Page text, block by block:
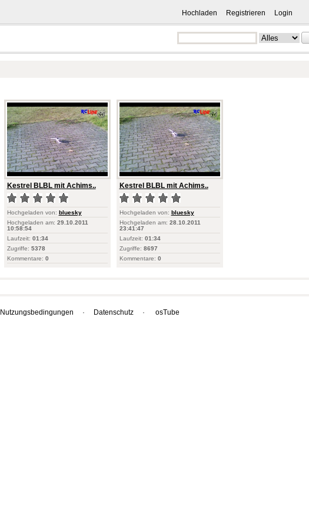
Hochladen Registrieren Login
Kestrel BLBL mit Achims..
Hochgeladen von: bluesky
Hochgeladen am: 29.10.2011
10:58:54
Laufzeit: 01:34
Zugriffe: 5378
Kommentare: 0
Kestrel BLBL mit Achims..
Hochgeladen von: bluesky
Hochgeladen am: 28.10.2011
23:41:47
Laufzeit: 01:34
Zugriffe: 8697
Kommentare: 0
Nutzungsbedingungen · Datenschutz · osTube